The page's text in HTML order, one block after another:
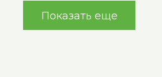
Показать еще